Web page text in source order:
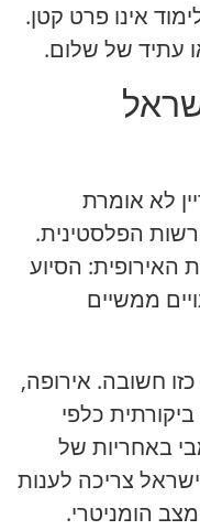
אינו פרט קטן.
עתיד של שלום.
לא אומרת
הפלסטינית.
האירופית: הסיוע
ממשיים
חשובה. אירופה,
כלפי
באחריות של
צריכה לענות
הומניטרי.